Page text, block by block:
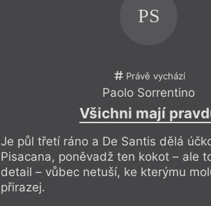
PS
Právě vychází
Paolo Sorrentino
Všichni mají
Je půl třetí ráno a De Santis dělá
Pisacana, poněvadž ten kokot – ale
detail – vůbec netuší, ke kterýmu
přirazej.